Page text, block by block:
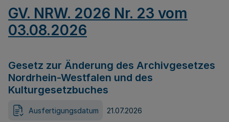
GV. NRW. 2026 Nr. 23 vom
03.08.2026
Gesetz zur Änderung des Archivgesetzes
Nordrhein-Westfalen und des
Kulturgesetzbuches
Ausfertigungsdatum 21.07.2026